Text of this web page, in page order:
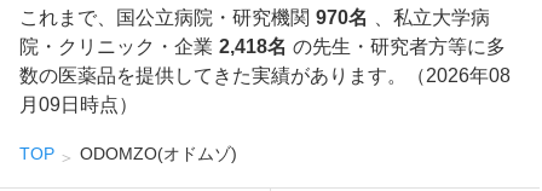
これまで、国公立病院・研究機関 970名
、私立大学病
院・クリニック・企業 2,418名 の先生・研究者方等に多
数の医薬品を提供してきた実績があります。（2026年08
月09日時点）
TOP ODOMZO(オドムゾ)